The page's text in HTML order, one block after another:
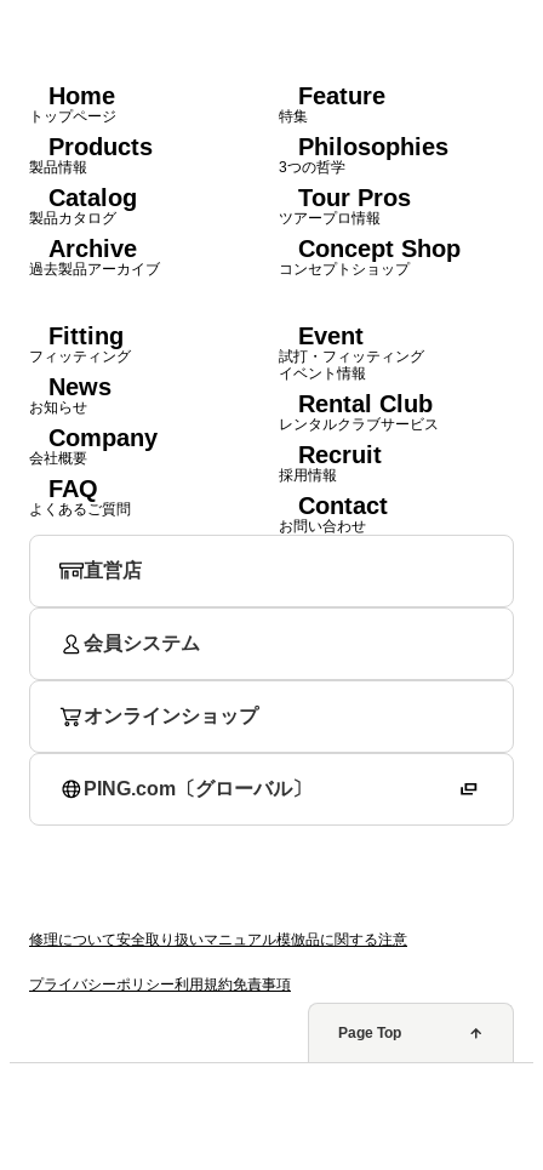
Home
トップページ
Products
製品情報
Catalog
製品カタログ
Archive
過去製品アーカイブ
Feature
特集
Philosophies
3つの哲学
Tour Pros
ツアープロ情報
Concept Shop
コンセプトショップ
Fitting
フィッティング
News
お知らせ
Company
会社概要
FAQ
よくあるご質問
Event
試打・フィッティング
イベント情報
Rental Club
レンタルクラブサービス
Recruit
採用情報
Contact
お問い合わせ
直営店
会員システム
オンラインショップ
PING.com〔グローバル〕
修理について安全取り扱いマニュアル模倣品に関する注意
プライバシーポリシー利用規約免責事項
Page Top